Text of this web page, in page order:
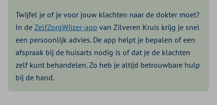
Twijfel je of je voor jouw klachten naar de dokter moet?
In de ZelfZorgWijzer-app van Zilveren Kruis krijg je snel
een persoonlijk advies. De app helpt je bepalen of een
afspraak bij de huisarts nodig is of dat je de klachten
zelf kunt behandelen. Zo heb je altijd betrouwbare hulp
bij de hand.